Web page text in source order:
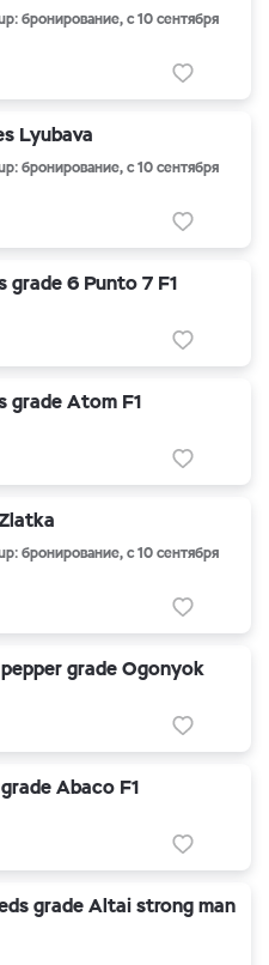
бронирование, с 10 сентября
Lyubava
бронирование, с 10 сентября
grade 6 Punto 7 F1
grade Atom F1
бронирование, с 10 сентября
grade Ogonyok
Abaco F1
grade Altai strong man